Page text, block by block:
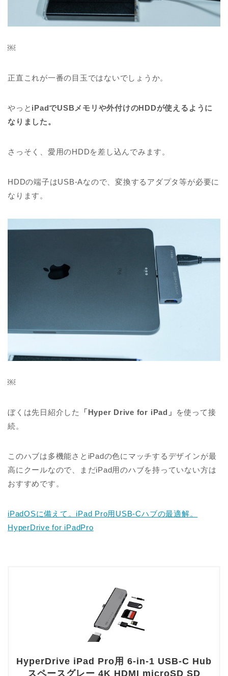
￼
正直これが一番の目玉ではないでしょうか。
やっと iPadでUSBメモリや外付けのHDDが使えるように
なりました。
さっそく、愛用のHDDを差し込んでみます。
HDDの端子はUSB-Aなので、変換するアダプタ等が必要に
なります。
￼
ぼくは先日紹介した 「Hyper Drive for iPad」
を使って接
続。
このハブは多機能さとiPadの色にマッチするデザインが最
高にクールなので、まだiPad用のハブを持っていない方は
おすすめです。
iPadOSに備えて。iPad Pro用USB-Cハブの最適解。
HyperDrive for iPadPro
HyperDrive iPad Pro用 6-in-1 USB-C Hub
スペースグレー 4K HDMI microSD SD